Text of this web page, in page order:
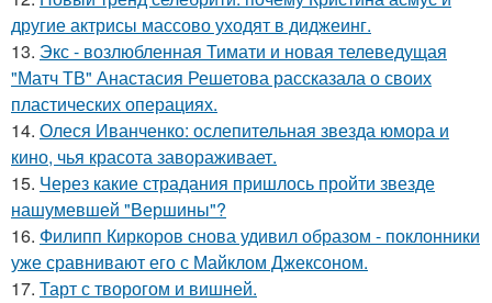
другие актрисы массово уходят в диджеинг.
13. Экс - возлюбленная Тимати и новая телеведущая
"Матч ТВ" Анастасия Решетова рассказала о своих
пластических операциях.
14. Олеся Иванченко: ослепительная звезда юмора и
кино, чья красота завораживает.
15. Через какие страдания пришлось пройти звезде
нашумевшей "Вершины"?
16. Филипп Киркоров снова удивил образом - поклонники
уже сравнивают его с Майклом Джексоном.
17. Тарт с творогом и вишней.